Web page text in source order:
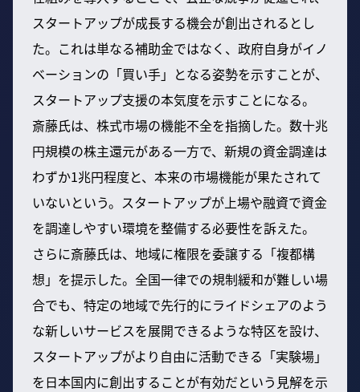
スタートアップが成長する機会が創出されるとし
た。これは単なる補助金ではなく、政府自身がイノ
ベーションの「買い手」となる姿勢を示すことが、
スタートアップ支援の本気度を示すことになる。
斎藤氏は、株式市場の機能不全を指摘した。数十兆
円規模の株主還元がある一方で、新規の資金調達は
わずか1兆円程度と、本来の市場機能が果たされて
いないという。スタートアップが上場や融資で資金
を調達しやすい環境を整備する必要性を訴えた。
さらに斎藤氏は、地域に権限を委譲する「複都構
想」を提示した。全国一律での規制緩和が難しい場
合でも、特定の地域で先行的にライドシェアのよう
な新しいサービスを展開できるような特区を設け、
スタートアップがより自由に活動できる「実験場」
を日本国内に創出することが有効だという見解を示